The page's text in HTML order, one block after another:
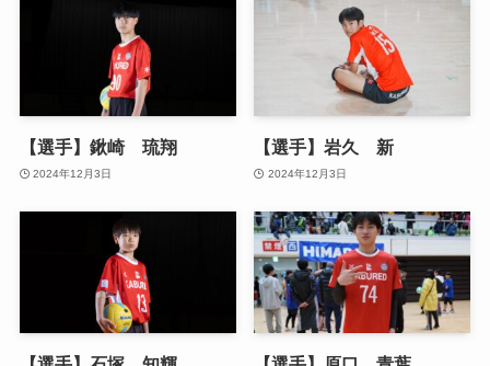
【選手】鍬崎 琉翔
2024年12月3日
【選手】岩久 新
2024年12月3日